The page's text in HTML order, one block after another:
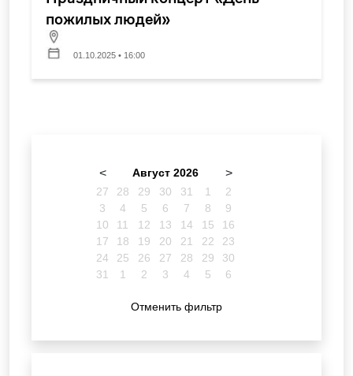
пожилых людей»
01.10.2025 • 16:00
< Август 2026 >
27 28 29 30 31 1
2
3
4 5 6 7 8
9
10
11 12 13 14 15
16
17
18 19 20 21 22
23
24
25 26 27 28 29
30
31
1 2 3 4 5 6
Отменить фильтр